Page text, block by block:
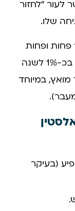
לעור "לחזור
שלו.
פחות ופחות
קולגן ואלסטין באופן טבעי. הקצב יורד בכ-1% לשנה
מואץ, במיוחד
(בעיקר